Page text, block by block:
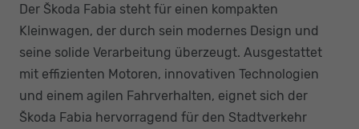
Der Škoda Fabia steht für einen kompakten
Kleinwagen, der durch sein modernes Design und
seine solide Verarbeitung überzeugt. Ausgestattet
mit effizienten Motoren, innovativen Technologien
und einem agilen Fahrverhalten, eignet sich der
Škoda Fabia hervorragend für den Stadtverkehr